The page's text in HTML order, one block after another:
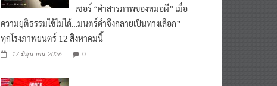
เซอร์ “คำสารภาพของหมอผี” เมื่อ
ความยุติธรรมใช้ไม่ได้…มนตร์ดำจึงกลายเป็นทางเลือก”
ทุกโรงภาพยนตร์ 12 สิงหาคมนี้
17 มิถุนายน 2026 0